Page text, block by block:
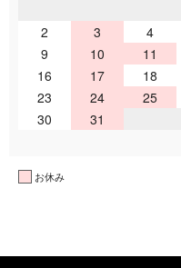
2
3 4
9
10 11
16
17 18
23
24 25
30
31
お休み